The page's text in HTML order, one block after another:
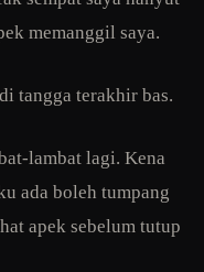
memanggil saya.
tangga terakhir bas.
lambat lagi. Kena
ada boleh tumpang
apek sebelum tutup